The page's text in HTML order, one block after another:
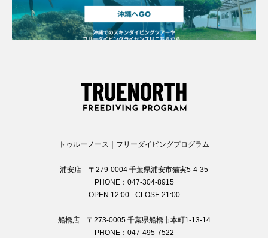
トゥルーノース｜フリーダイビングプログラム
浦安店 〒279-0004 千葉県浦安市猫実5-4-35
PHONE：047-304-8915
OPEN 12:00 - CLOSE 21:00
船橋店 〒273-0005 千葉県船橋市本町1-13-14
PHONE：047-495-7522